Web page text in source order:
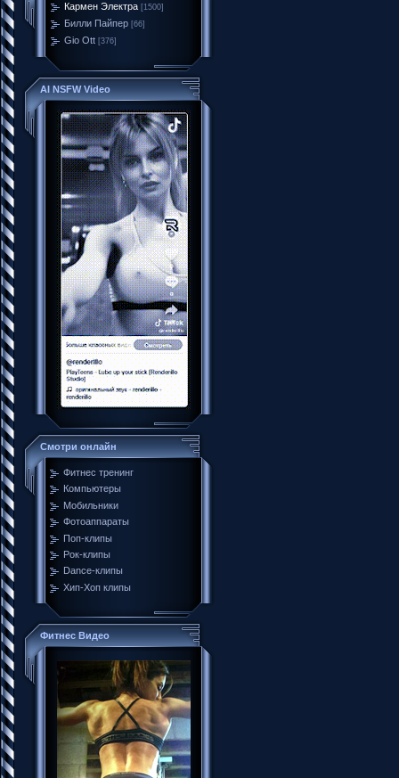
Кармен Электра [1500]
Билли Пайпер [66]
Gio Ott [376]
AI NSFW Video
Смотри онлайн
Фитнес тренинг
Компьютеры
Мобильники
Фотоаппараты
Поп-клипы
Рок-клипы
Dance-клипы
Хип-Хоп клипы
Фитнес Видео